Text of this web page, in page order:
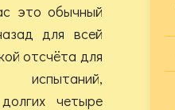
это обычный
для всей
отсчёта для
четыре